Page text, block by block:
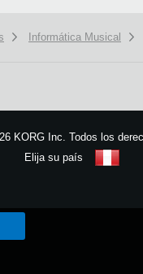
Informática Musical
KORG Inc. Todos los
Elija su país